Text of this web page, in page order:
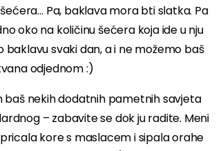
Pa, baklava mora bti slatka. Pa
oko na količinu šećera koja ide u nju
baklavu svaki dan, a i ne možemo baš
odjednom :)
baš nekih dodatnih pametnih savjeta
– zabavite se dok ju radite. Meni
kore s maslacem i sipala orahe